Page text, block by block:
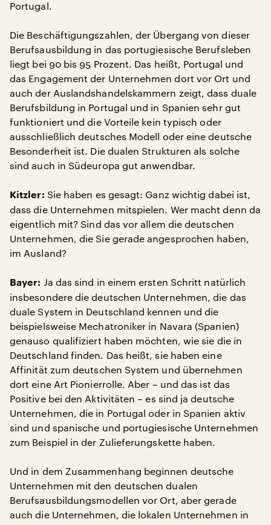
Portugal.
Die Beschäftigungszahlen, der Übergang von dieser
Berufsausbildung in das portugiesische Berufsleben
liegt bei 90 bis 95 Prozent. Das heißt, Portugal und
das Engagement der Unternehmen dort vor Ort und
auch der Auslandshandelskammern zeigt, dass duale
Berufsbildung in Portugal und in Spanien sehr gut
funktioniert und die Vorteile kein typisch oder
ausschließlich deutsches Modell oder eine deutsche
Besonderheit ist. Die dualen Strukturen als solche
sind auch in Südeuropa gut anwendbar.
Kitzler: Sie haben es gesagt: Ganz wichtig dabei ist,
dass die Unternehmen mitspielen. Wer macht denn da
eigentlich mit? Sind das vor allem die deutschen
Unternehmen, die Sie gerade angesprochen haben,
im Ausland?
Bayer: Ja das sind in einem ersten Schritt natürlich
insbesondere die deutschen Unternehmen, die das
duale System in Deutschland kennen und die
beispielsweise Mechatroniker in Navara (Spanien)
genauso qualifiziert haben möchten, wie sie die in
Deutschland finden. Das heißt, sie haben eine
Affinität zum deutschen System und übernehmen
dort eine Art Pionierrolle. Aber – und das ist das
Positive bei den Aktivitäten – es sind ja deutsche
Unternehmen, die in Portugal oder in Spanien aktiv
sind und spanische und portugiesische Unternehmen
zum Beispiel in der Zulieferungskette haben.
Und in dem Zusammenhang beginnen deutsche
Unternehmen mit den deutschen dualen
Berufsausbildungsmodellen vor Ort, aber gerade
auch die Unternehmen, die lokalen Unternehmen in